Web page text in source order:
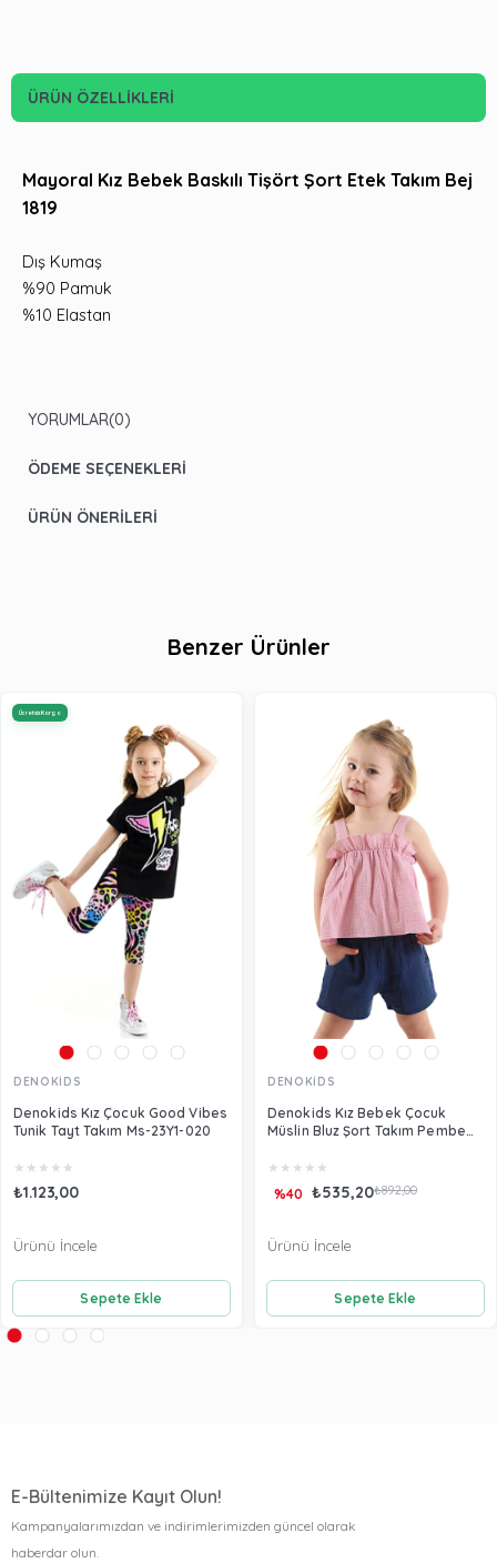
ÜRÜN ÖZELLIKLERI
Mayoral Kız Bebek Baskılı Tişört Şort Etek Takım Bej
1819
Dış Kumaş
%90 Pamuk
%10 Elastan
YORUMLAR(0)
ÖDEME SEÇENEKLERI
ÜRÜN ÖNERILERI
Benzer Ürünler
DENOKİDS
Denokids Kız Çocuk Good Vibes
Tunik Tayt Takım Ms-23Y1-020
★ ★ ★ ★ ★
₺1.123,00
Sepete Ekle
Ürünü İncele
Ücretsiz Kargo
DENOKİDS
Denokids Kız Bebek Çocuk
Müslin Bluz Şort Takım Pembe
★ ★ ★ ★ ★
₺535,20₺892,00
%40
Sepete Ekle
Ürünü İncele
E-Bültenimize Kayıt Olun!
Kampanyalarımızdan ve indirimlerimizden güncel olarak
haberdar olun.